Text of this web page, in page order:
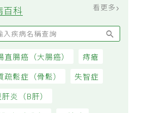
百科